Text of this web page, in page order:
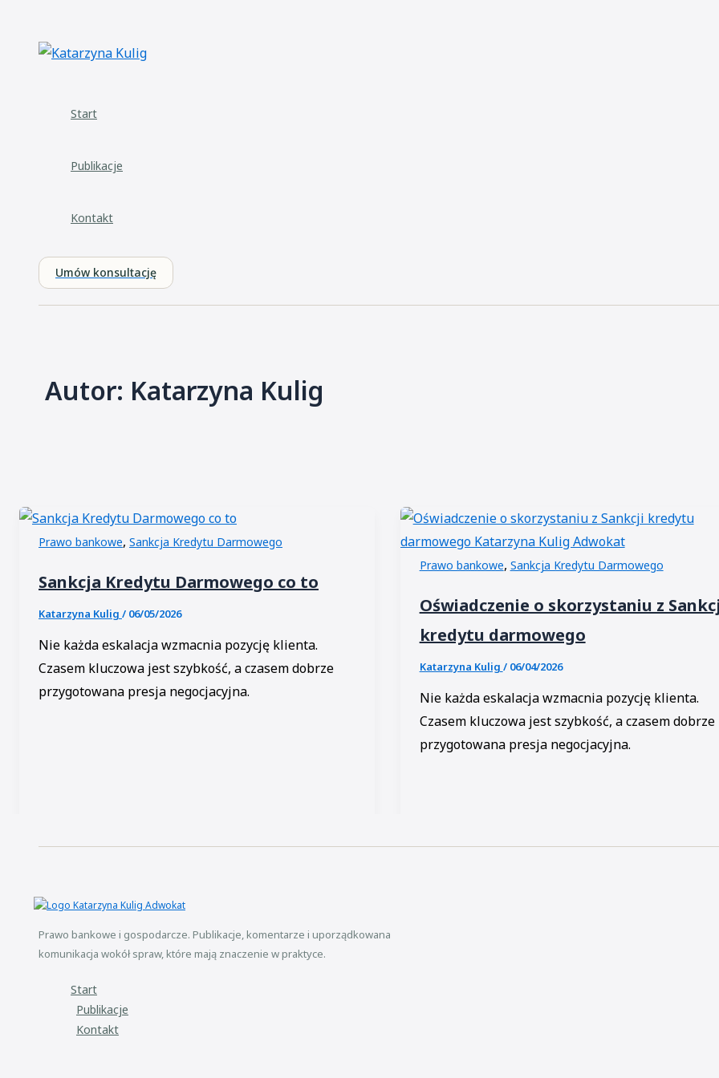
Start
Publikacje
Kontakt
Umów konsultację
Autor: Katarzyna Kulig
Prawo bankowe, Sankcja Kredytu Darmowego
Sankcja Kredytu Darmowego co to
Katarzyna Kulig / 06/05/2026
Nie każda eskalacja wzmacnia pozycję klienta.
Czasem kluczowa jest szybkość, a czasem dobrze
przygotowana presja negocjacyjna.
Prawo bankowe, Sankcja Kredytu Darmowego
Oświadczenie o skorzystaniu z
kredytu darmowego
Katarzyna Kulig / 06/04/2026
Nie każda eskalacja wzmacnia pozycję klienta.
Czasem kluczowa jest szybkość, a czasem dobrze
przygotowana presja negocjacyjna.
Prawo bankowe i gospodarcze. Publikacje, komentarze i uporządkowana
komunikacja wokół spraw, które mają znaczenie w praktyce.
Start
Publikacje
Kontakt